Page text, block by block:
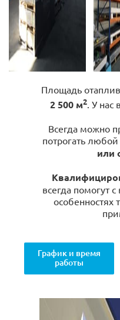
Площадь
2 500 м2. У нас
Всегда можно
потрогать любой
или
всегда помогут
особенностях
График и время
работы